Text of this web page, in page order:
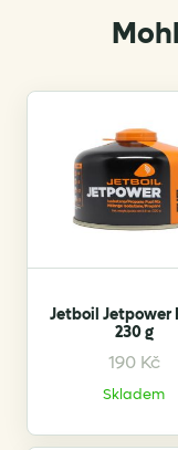
Jetboil Jetpower
230 g
190 Kč
Skladem